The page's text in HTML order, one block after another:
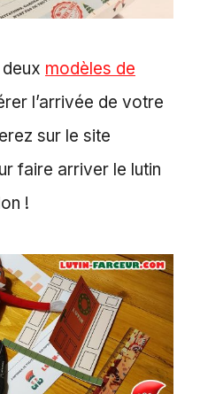
modèles de
l’arrivée de votre
sur le site
faire arriver le lutin
!